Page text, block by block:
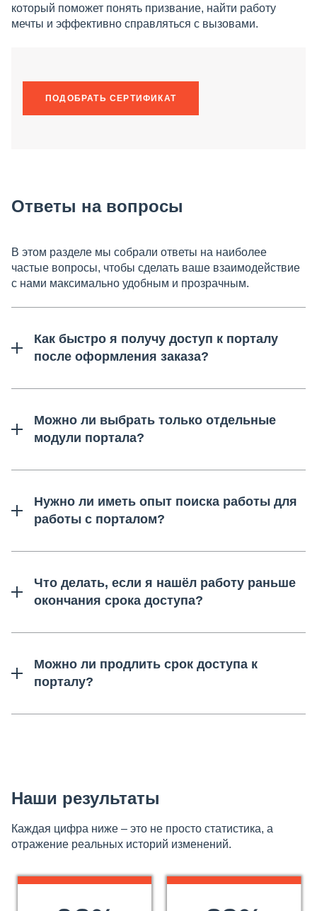
который поможет понять призвание, найти работу
мечты и эффективно справляться с вызовами.
ПОДОБРАТЬ СЕРТИФИКАТ
Ответы на вопросы
В этом разделе мы собрали ответы на наиболее
частые вопросы, чтобы сделать ваше взаимодействие
с нами максимально удобным и прозрачным.
Как быстро я получу доступ к порталу
после оформления заказа?
Можно ли выбрать только отдельные
модули портала?
Нужно ли иметь опыт поиска работы для
работы с порталом?
Что делать, если я нашёл работу раньше
окончания срока доступа?
Можно ли продлить срок доступа к
порталу?
Наши результаты
Каждая цифра ниже – это не просто статистика, а
отражение реальных историй изменений.